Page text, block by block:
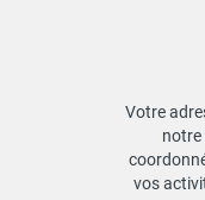
Votre
notre
vos